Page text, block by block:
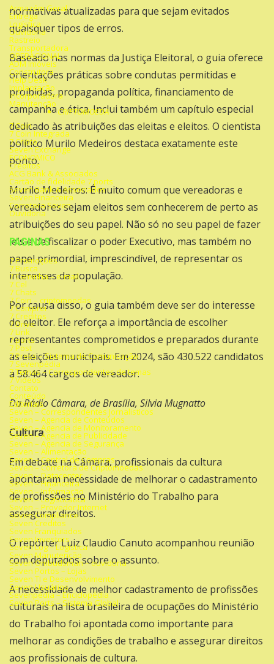
normativas atualizadas para que sejam evitados
quaisquer tipos de erros.
Baseado nas normas da Justiça Eleitoral, o guia oferece
orientações práticas sobre condutas permitidas e
proibidas, propaganda política, financiamento de
campanha e ética. Inclui também um capítulo especial
dedicado às atribuições das eleitas e eleitos. O cientista
político Murilo Medeiros destaca exatamente este
ponto.
Murilo Medeiros: É muito comum que vereadoras e
vereadores sejam eleitos sem conhecerem de perto as
atribuições do seu papel. Não só no seu papel de fazer
leis e de fiscalizar o poder Executivo, mas também no
papel primordial, imprescindível, de representar os
interesses da população.
Por causa disso, o guia também deve ser do interesse
do eleitor. Ele reforça a importância de escolher
representantes comprometidos e preparados durante
as eleições municipais. Em 2024, são 430.522 candidatos
a 58.464 cargos de vereador.
Da Rádio Câmara, de Brasília, Silvia Mugnatto
Cultura
Em debate na Câmara, profissionais da cultura
apontaram necessidade de melhorar o cadastramento
de profissões no Ministério do Trabalho para
assegurar direitos.
O repórter Luiz Claudio Canuto acompanhou reunião
com deputados sobre o assunto.
A necessidade de melhor cadastramento de profissões
culturais na lista brasileira de ocupações do Ministério
do Trabalho foi apontada como importante para
melhorar as condições de trabalho e assegurar direitos
aos profissionais de cultura.
Armazém Geral
Entrega
Logística
Ouvidoria
Rastreio
Transportadora
OPERACIONAL
ADM Imóveis
Construtora
Help Desk
Implantação
Incorporadora
Manutenção
CRIPTOMOEDA
7 Coin
7 Coin Integrada
7 Cripto
Seven Exchange
ECONOMICO
Créditos
ACG Bank & Associados
Cartão de fidelidade 7 ports
Seven Bank & Associados
Seven Financeira
Corretora Seven
Ouvidoria
PAGINAS
7 Promoções
7 Busca
7 Caminha – e-mail
7 Cel
7 Chats
7 Coin – criptomoedas
7 Comprei
7 Creditos
7 Drive
7 Link
7 ports
7 Post
7 Press – Sistema de Comunicação
7 Sevenpédia
7 Temas – Correspondentes de temas
7 Videos
Contato
Conteúdo
Editoriais
Seven – Correspondentes Jornalisticos
Seven – Agencia de Conteúdos
Seven – Agencia de Monitoramento
Seven – Agencia de Publicidade
Seven – Agencia de Segurança
Seven – Alimentação
Seven – Central de Compras
Seven – Corretora de Criptomoedas
Seven – Datacenter
Seven – Financeira
Seven – Informação
Seven – Logísticatica
Seven – Provedor Internet
Seven Compliance
Seven Creditos
Seven Franquiados
Seven Investors
Seven Log – Logística
Seven Manutenção
Seven Ombudsman – ouvidoria
Seven Portos – Lojas
Seven TI e Desenvolvimento
Seven Usuários
Sevenpédia – Enciclopédia
Seven Ports – Sistema Global